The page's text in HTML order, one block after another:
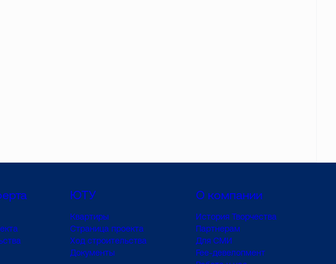
ЮТУ
Квартиры
Страница проекта
Ход строительства
Документы
О компании
История Творчества
Партнерам
Для СМИ
Fee-девелопмент